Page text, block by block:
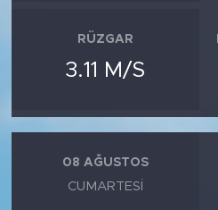
RÜZGAR
3.11 M/S
08 AĞUSTOS
CUMARTESI